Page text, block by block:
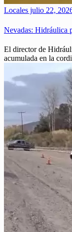
Locales julio 22,
Nevadas: Hidráulica
El director de
acumulada en la